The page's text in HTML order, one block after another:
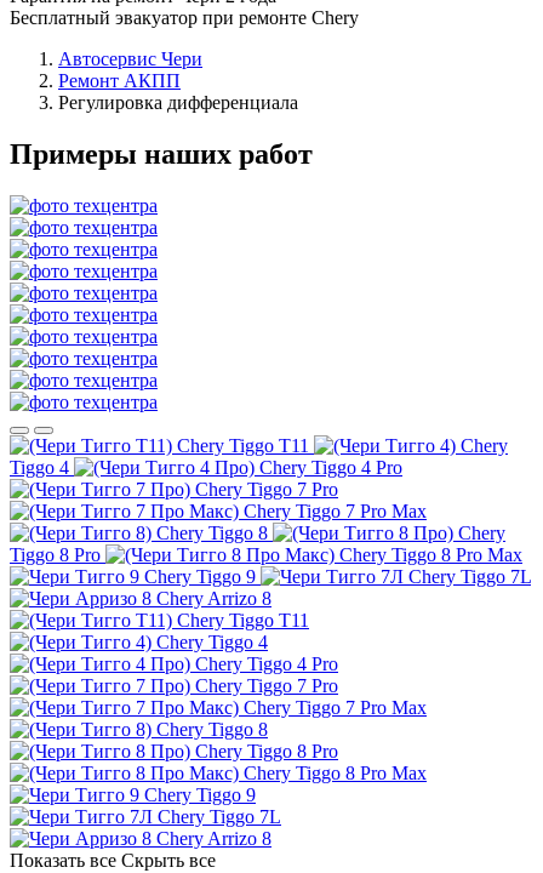
Бесплатный эвакуатор при ремонте Chery
Автосервис Чери
Ремонт АКПП
Регулировка дифференциала
Примеры наших работ
Chery Tiggo T11
Chery
Tiggo 4
Chery Tiggo 4 Pro
Chery Tiggo 7 Pro
Chery Tiggo 7 Pro Max
Chery Tiggo 8
Chery
Tiggo 8 Pro
Chery Tiggo 8 Pro Max
Chery Tiggo 9
Chery Tiggo 7L
Chery Arrizo 8
Chery Tiggo T11
Chery Tiggo 4
Chery Tiggo 4 Pro
Chery Tiggo 7 Pro
Chery Tiggo 7 Pro Max
Chery Tiggo 8
Chery Tiggo 8 Pro
Chery Tiggo 8 Pro Max
Chery Tiggo 9
Chery Tiggo 7L
Chery Arrizo 8
Показать все Скрыть все